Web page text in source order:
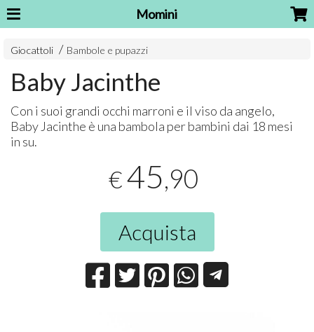
Momini
Giocattoli Bambole e pupazzi
Baby Jacinthe
Con i suoi grandi occhi marroni e il viso da angelo,
Baby Jacinthe è una bambola per bambini dai 18 mesi
in su.
€45,90
Acquista